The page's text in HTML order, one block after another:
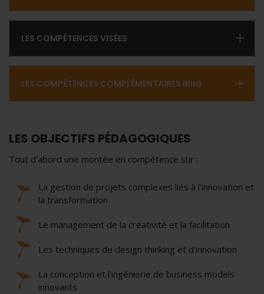
LES COMPÉTENCES VISÉES
LES COMPÉTENCES COMPLÉMENTAIRES IRIIG
LES OBJECTIFS PÉDAGOGIQUES
Tout d'abord une montée en compétence sur :
La gestion de projets complexes liés à l'innovation et
la transformation
Le management de la créativité et la facilitation
Les techniques de design thinking et d'innovation
La conception et l'ingénierie de business models
innovants